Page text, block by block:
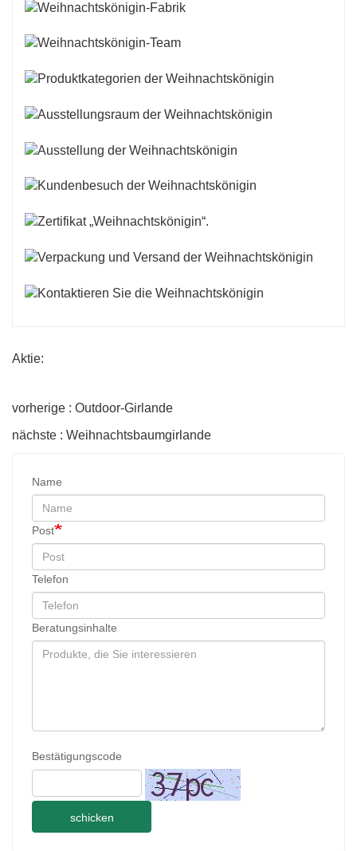
Aktie:
vorherige : Outdoor-Girlande
nächste : Weihnachtsbaumgirlande
Name
Post
Telefon
Beratungsinhalte
Bestätigungscode
schicken